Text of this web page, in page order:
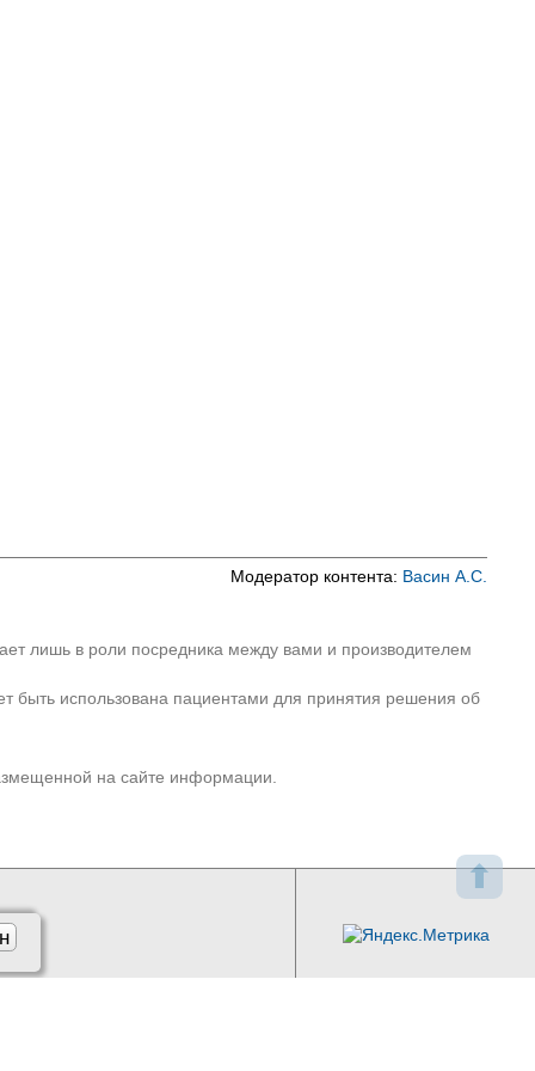
⬆
Модератор контента: Васин А.С.
лишь в роли посредника между вами и производителем
быть использована пациентами для принятия решения об
на сайте информации.